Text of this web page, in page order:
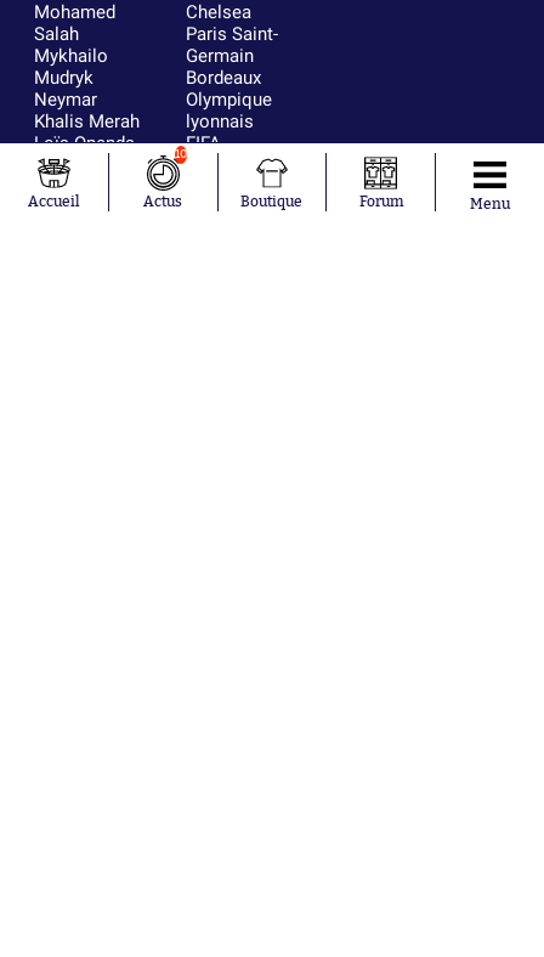
Mohamed
Salah
Mykhailo
Mudryk
Neymar
Khalis Merah
Loïs Openda
Moussa
Niakhaté
Nicolás
Chelsea
Paris Saint-
Germain
Bordeaux
Olympique
lyonnais
FIFA
Real Madrid
RC Strasbourg
AC Milan
Accueil
10
Actus Boutique Forum Menu